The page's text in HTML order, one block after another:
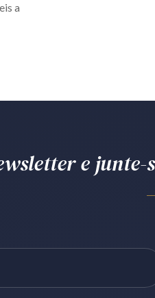
a
e